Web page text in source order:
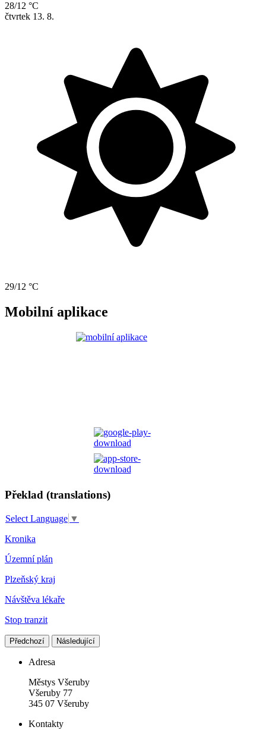
28/12 °C
čtvrtek 13. 8.
29/12 °C
Mobilní aplikace
Překlad (translations)
Select Language ▼
Kronika
Územní plán
Plzeňský kraj
Návštěva lékaře
Stop tranzit
Předchozí Následující
Adresa
Městys Všeruby
Všeruby 77
345 07 Všeruby
Kontakty